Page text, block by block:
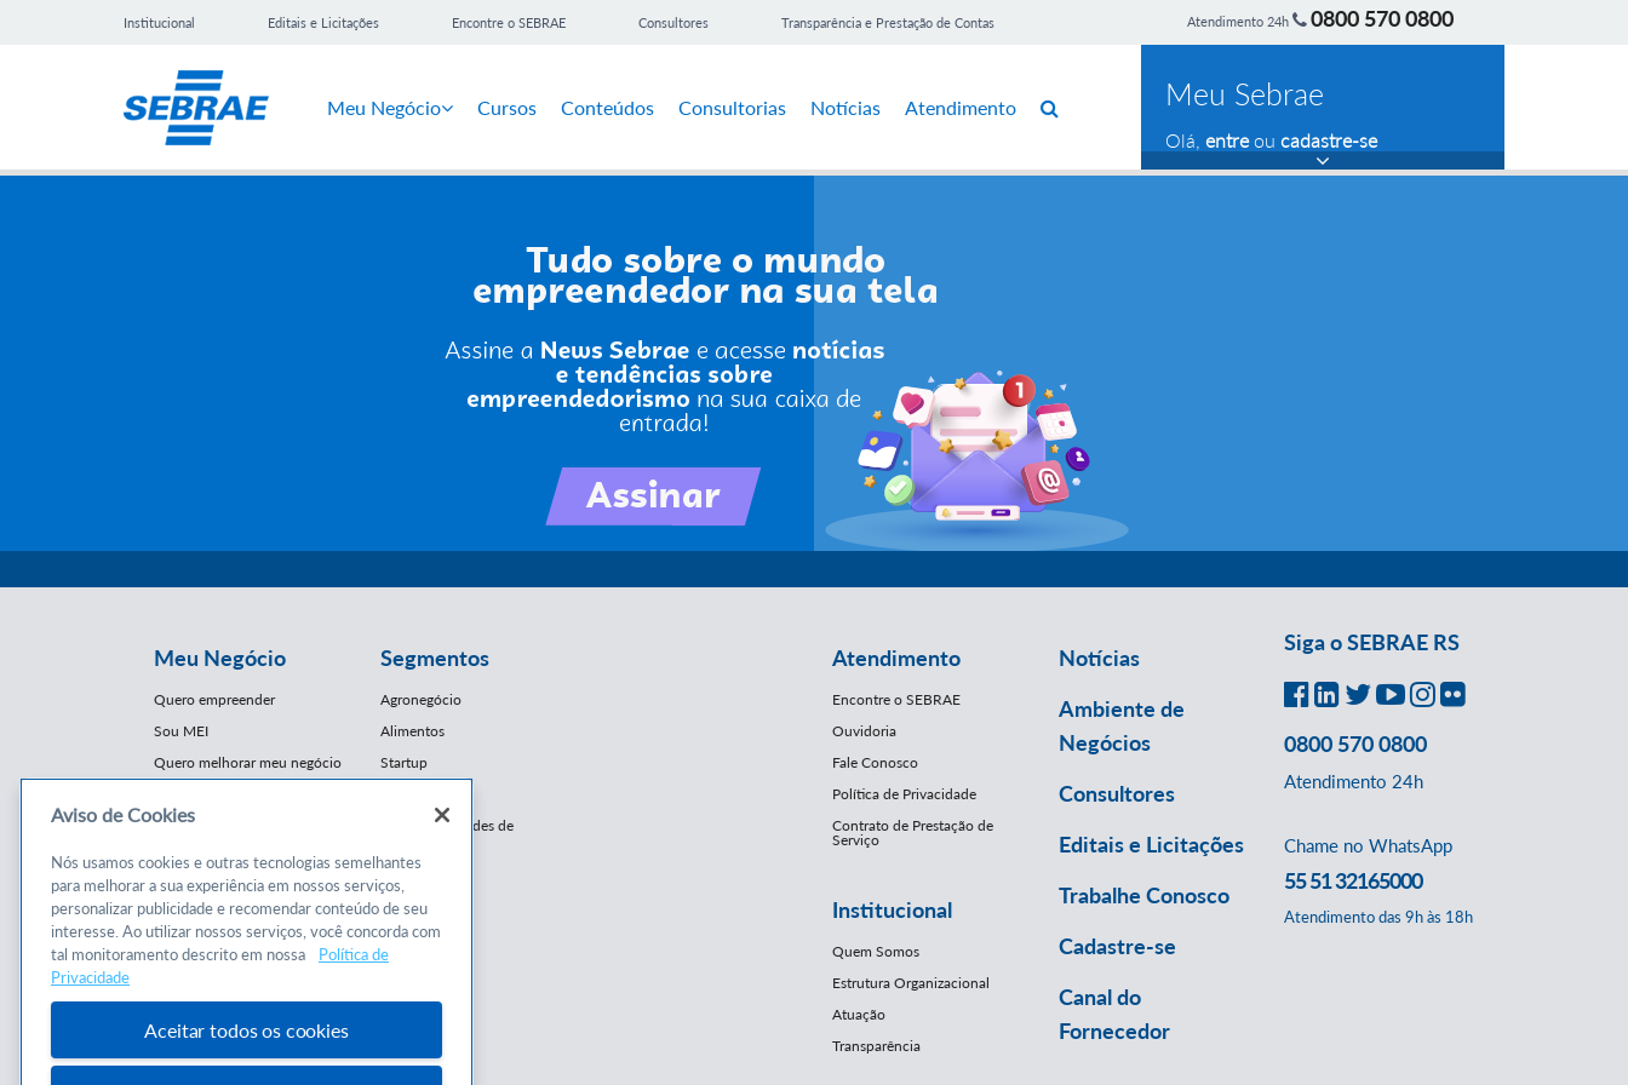
Institucional Editais e Licitações Encontre o SEBRAE Consultores Transparência e Prestação de Contas Atendimento 24h 0800 570 0800
Meu Negócio Cursos Conteúdos Consultorias Notícias Atendimento Meu Sebrae
Olá, entreou cadastre-se
Meu Negócio
Quero empreender
Sou MEI
Quero melhorar meu negócio
Cursos e
Conteúdos
Cursos
Consultorias
Programas
Segmentos
Agronegócio
Alimentos
Startup
Franquias / Redes de
Moda
Moveleiro
Saúde
Turismo
Mercopar
Atendimento
Encontre o SEBRAE
Ouvidoria
Fale Conosco
Política de Privacidade
Contrato de Prestação de
Serviço
Institucional
Quem Somos
Estrutura Organizacional
Atuação
Transparência
Notícias
Ambiente de
Negócios
Consultores
Editais e Licitações
Trabalhe Conosco
Cadastre-se
Canal do
Fornecedor
Siga o SEBRAE RS
0800 570 0800
Atendimento 24h
Chame no WhatsApp
55 51 32165000
Atendimento das 9h às 18h
Aviso de Cookies
Nós usamos cookies e outras tecnologias semelhantes
para melhorar a sua experiência em nossos serviços,
personalizar publicidade e recomendar conteúdo de seu
interesse. Ao utilizar nossos serviços, você concorda com
tal monitoramento descrito em nossa
Política de
Privacidade
Aceitar todos os cookies